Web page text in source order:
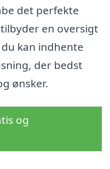
det perfekte
en oversigt
kan indhente
der bedst
ønsker.
og